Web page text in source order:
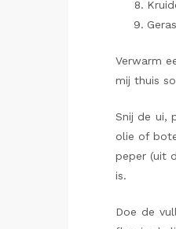
Verwarm
mij thuis
Snij de ui,
olie of
peper (uit
is.
Doe de